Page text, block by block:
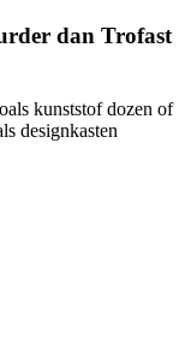
dan Trofast
kunststof dozen of
designkasten